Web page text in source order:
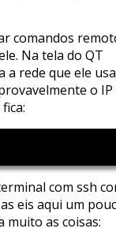
comandos
Na tela do QT
rede que ele
o IP
com ssh
eis aqui um
as coisas: